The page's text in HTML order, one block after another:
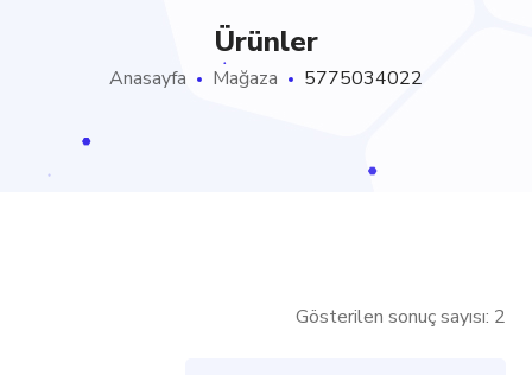
Ürünler
Anasayfa Mağaza 5775034022
Gösterilen sonuç sayısı: 2